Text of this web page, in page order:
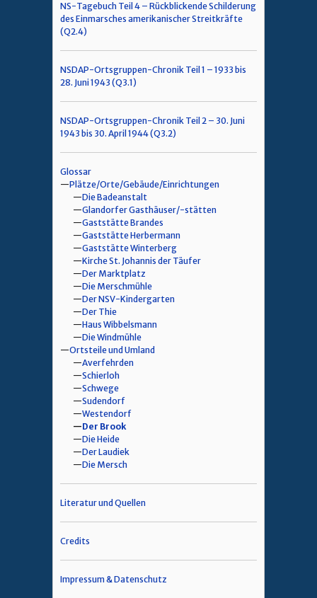
NS-Tagebuch Teil 4 – Rückblickende Schilderung
des Einmarsches amerikanischer Streitkräfte
(Q2.4)
NSDAP-Ortsgruppen-Chronik Teil 1 – 1933 bis
28. Juni 1943 (Q3.1)
NSDAP-Ortsgruppen-Chronik Teil 2 – 30. Juni
1943 bis 30. April 1944 (Q3.2)
Glossar
Plätze/Orte/Gebäude/Einrichtungen
Die Badeanstalt
Glandorfer Gasthäuser/-stätten
Gaststätte Brandes
Gaststätte Herbermann
Gaststätte Winterberg
Kirche St. Johannis der Täufer
Der Marktplatz
Die Merschmühle
Der NSV-Kindergarten
Der Thie
Haus Wibbelsmann
Die Windmühle
Ortsteile und Umland
Averfehrden
Schierloh
Schwege
Sudendorf
Westendorf
Der Brook
Die Heide
Der Laudiek
Die Mersch
Literatur und Quellen
Credits
Impressum & Datenschutz